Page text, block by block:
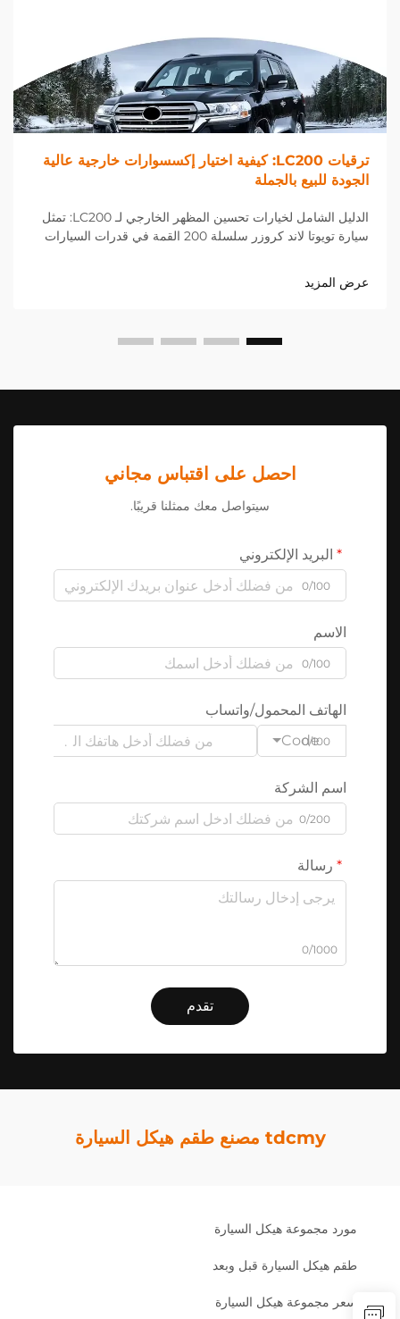
ترقيات LC200: كيفية اختيار إكسسوارات خارجية عالية
الجودة للبيع بالجملة
الدليل الشامل لخيارات تحسين المظهر الخارجي لـ LC200: تمثل
سيارة تويوتا لاند كروزر سلسلة 200 القمة في قدرات السيارات
التعامل...
عرض المزيد
احصل على اقتباس مجاني
سيتواصل معك ممثلنا قريبًا.
البريد الإلكتروني
0/100
الاسم
0/100
الهاتف المحمول/واتساب
Code
0/100
اسم الشركة
0/200
رسالة
0/1000
تقدم
tdcmy مصنع طقم هيكل السيارة
مورد مجموعة هيكل السيارة
طقم هيكل السيارة قبل وبعد
سعر مجموعة هيكل السيارة